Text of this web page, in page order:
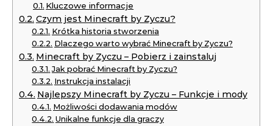
Kluczowe informacje
Czym jest Minecraft by Zyczu?
Krótka historia stworzenia
Dlaczego warto wybrać Minecraft by Zyczu?
Minecraft by Zyczu – Pobierz i zainstaluj
Jak pobrać Minecraft by Zyczu?
Instrukcja instalacji
Najlepszy Minecraft by Zyczu – Funkcje i mody
Możliwości dodawania modów
Unikalne funkcje dla graczy